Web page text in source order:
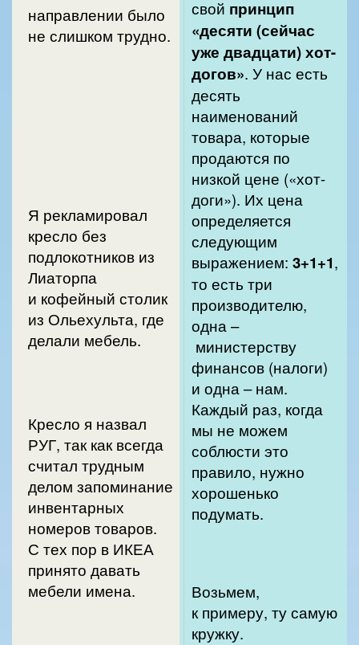
направлении было
не слишком трудно.
Я рекламировал
кресло без
подлокотников из
Лиаторпа
и кофейный столик
из Ольехульта, где
делали мебель.
Кресло я назвал
РУГ, так как всегда
считал трудным
делом запоминание
инвентарных
номеров товаров.
С тех пор в ИКЕА
принято давать
мебели имена.
свой принцип
«десяти (сейчас
уже двадцати) хот-
догов». У нас есть
десять
наименований
товара, которые
продаются по
низкой цене («хот-
доги»). Их цена
определяется
следующим
выражением: 3+1+1,
то есть три
производителю,
одна –
министерству
финансов (налоги)
и одна – нам.
Каждый раз, когда
мы не можем
соблюсти это
правило, нужно
хорошенько
подумать.
Возьмем,
к примеру, ту самую
кружку.